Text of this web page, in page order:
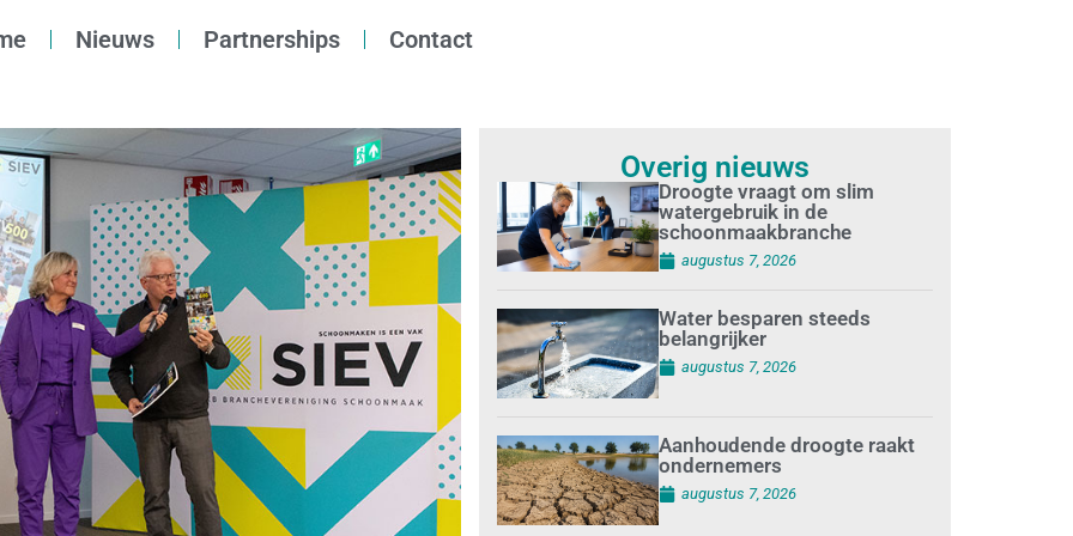
Nieuws Partnerships Contact
Overig nieuws
Droogte vraagt om slim
watergebruik in de
schoonmaakbranche
augustus 7, 2026
Water besparen steeds
belangrijker
augustus 7, 2026
Aanhoudende droogte raakt
ondernemers
augustus 7, 2026